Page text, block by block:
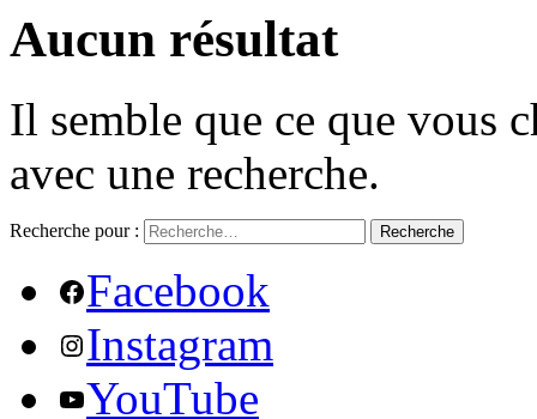
Aucun résultat
Il semble que ce que vous
avec une recherche.
Recherche pour : Recherche
Facebook
Instagram
YouTube